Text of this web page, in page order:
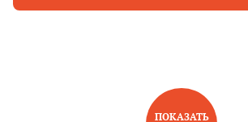
ПОКАЗАТЬ